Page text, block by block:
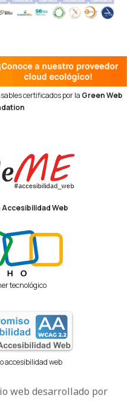
certificados por la Green Web
Accesibilidad Web
tecnológico
accesibilidad web
web desarrollado por